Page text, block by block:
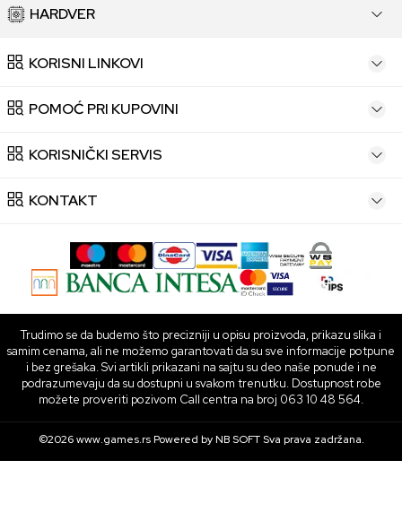
HARDVER
KORISNI LINKOVI
POMOĆ PRI KUPOVINI
KORISNIČKI SERVIS
KONTAKT
Trudimo se da budemo što precizniji u opisu proizvoda, prikazu slika i
samim cenama, ali ne možemo garantovati da su sve informacije potpune
i bez grešaka. Svi artikli prikazani na sajtu su deo naše ponude i ne
podrazumevaju da su dostupni u svakom trenutku. Dostupnost robe
možete proveriti pozivom Call centra na broj 063 10 48 564.
©2026www.games.rs Powered byNB SOFTSva prava zadržana.